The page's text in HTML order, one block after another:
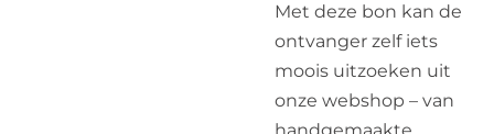
Met deze bon kan de
ontvanger zelf iets
moois uitzoeken uit
onze webshop – van